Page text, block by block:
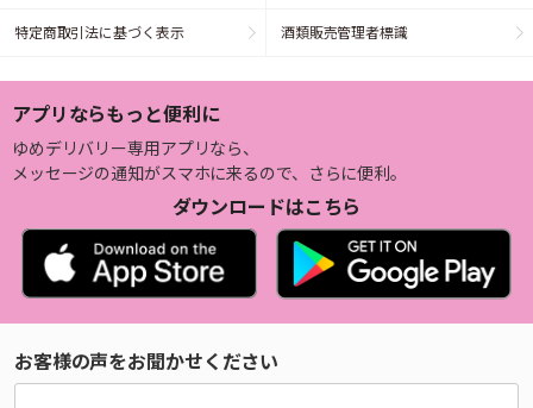
特定商取引法に基づく表示 酒類販売管理者標識
アプリならもっと便利に
ゆめデリバリー専用アプリなら、
メッセージの通知がスマホに来るので、さらに便利。
ダウンロードはこちら
お客様の声をお聞かせください